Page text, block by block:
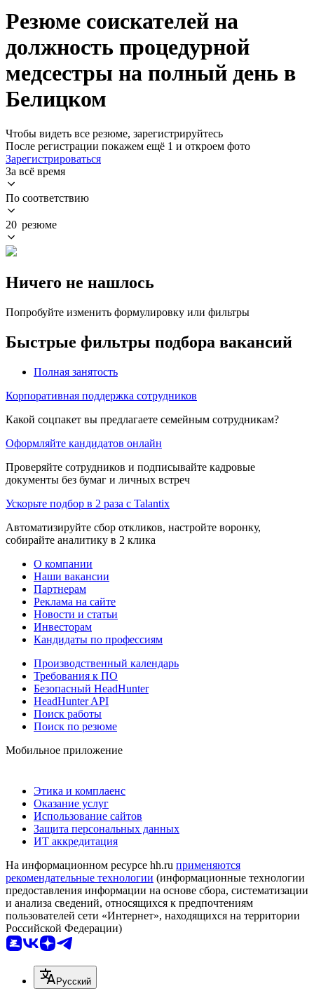
Резюме соискателей на
должность процедурной
медсестры на полный день в
Белицком
Чтобы видеть все резюме, зарегистрируйтесь
После регистрации покажем ещё 1 и откроем фото
Зарегистрироваться
За всё время
По соответствию
20 резюме
Ничего не нашлось
Попробуйте изменить формулировку или фильтры
Быстрые фильтры подбора вакансий
Полная занятость
Корпоративная поддержка сотрудников
Какой соцпакет вы предлагаете семейным сотрудникам?
Оформляйте кандидатов онлайн
Проверяйте сотрудников и подписывайте кадровые
документы без бумаг и личных встреч
Ускорьте подбор в 2 раза с Talantix
Автоматизируйте сбор откликов, настройте воронку,
собирайте аналитику в 2 клика
О компании
Наши вакансии
Партнерам
Реклама на сайте
Новости и статьи
Инвесторам
Кандидаты по профессиям
Производственный календарь
Требования к ПО
Безопасный HeadHunter
HeadHunter API
Поиск работы
Поиск по резюме
Мобильное приложение
Этика и комплаенс
Оказание услуг
Использование сайтов
Защита персональных данных
ИТ аккредитация
На информационном ресурсе hh.ru применяются
рекомендательные технологии (информационные технологии
предоставления информации на основе сбора, систематизации
и анализа сведений, относящихся к предпочтениям
пользователей сети «Интернет», находящихся на территории
Российской Федерации)
Русский